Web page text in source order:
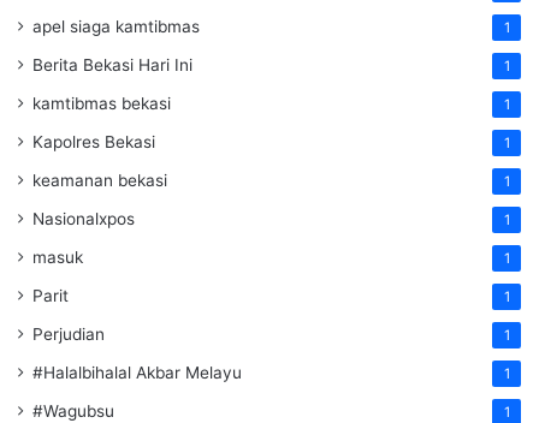
apel siaga kamtibmas 1
Berita Bekasi Hari Ini 1
kamtibmas bekasi 1
Kapolres Bekasi 1
keamanan bekasi 1
Nasionalxpos 1
masuk 1
Parit 1
Perjudian 1
#Halalbihalal Akbar Melayu 1
#Wagubsu 1